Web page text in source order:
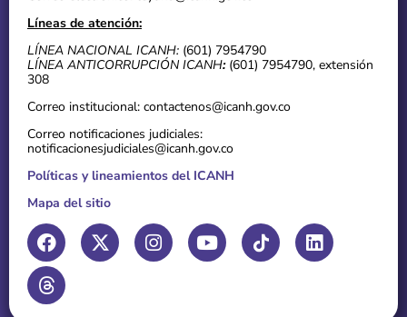
Líneas de atención:
LÍNEA NACIONAL ICANH: (601) 7954790
LÍNEA ANTICORRUPCIÓN ICANH: (601) 7954790, extensión
308
Correo institucional: contactenos@icanh.gov.co
Correo notificaciones judiciales:
notificacionesjudiciales@icanh.gov.co
Políticas y lineamientos del ICANH
Mapa del sitio
F
a
c
e
b
X
-
t
I
n
s
Y
o
u
L
i
n
T
h
r
e
a